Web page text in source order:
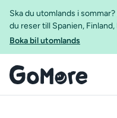
Ska du utomlands i
du reser till Spanien,
Boka bil utomlands